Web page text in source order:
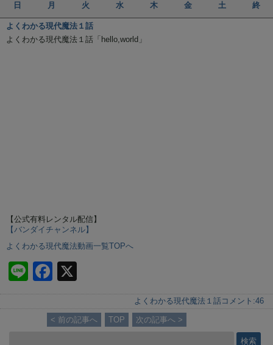
日 月 火 水 木 金 土 終
よくわかる現代魔法１話
よくわかる現代魔法１話「hello,world」
【公式有料レンタル配信】
【バンダイチャンネル】
よくわかる現代魔法動画一覧TOPへ
Li
n
e
F
a
c
e
よくわかる現代魔法１話 コメント:46
< 前の記事へ TOP 次の記事へ >